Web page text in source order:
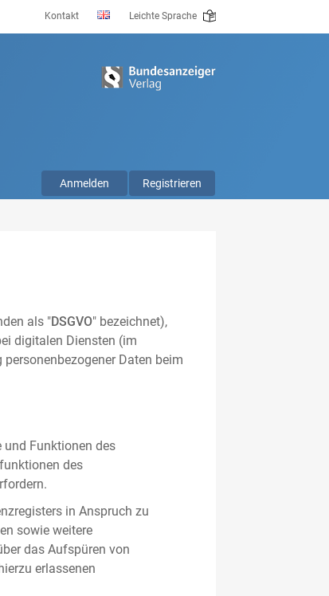
Kontakt Leichte Sprache
Anmelden Registrieren
als "DSGVO" bezeichnet),
digitalen Diensten (im
Daten beim
und Funktionen des
des
in Anspruch zu
sowie weitere
das Aufspüren von
erlassenen